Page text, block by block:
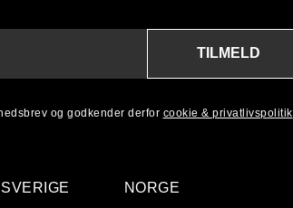
TILMELD
og godkender derfor cookie & privatlivspolitik
SVERIGE NORGE